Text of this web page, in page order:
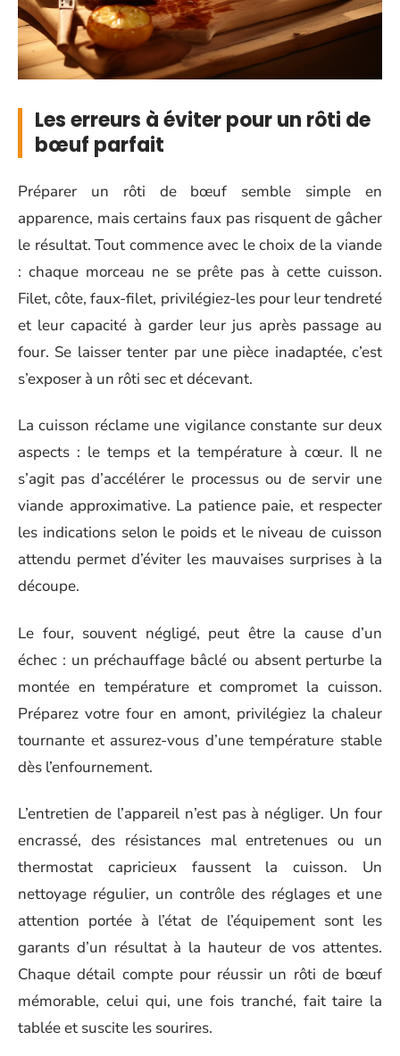
Les erreurs à éviter pour un rôti de
bœuf parfait
Préparer un rôti de bœuf semble simple en
apparence, mais certains faux pas risquent de gâcher
le résultat. Tout commence avec le choix de la viande
: chaque morceau ne se prête pas à cette cuisson.
Filet, côte, faux-filet, privilégiez-les pour leur tendreté
et leur capacité à garder leur jus après passage au
four. Se laisser tenter par une pièce inadaptée, c’est
s’exposer à un rôti sec et décevant.
La cuisson réclame une vigilance constante sur deux
aspects : le temps et la température à cœur. Il ne
s’agit pas d’accélérer le processus ou de servir une
viande approximative. La patience paie, et respecter
les indications selon le poids et le niveau de cuisson
attendu permet d’éviter les mauvaises surprises à la
découpe.
Le four, souvent négligé, peut être la cause d’un
échec : un préchauffage bâclé ou absent perturbe la
montée en température et compromet la cuisson.
Préparez votre four en amont, privilégiez la chaleur
tournante et assurez-vous d’une température stable
dès l’enfournement.
L’entretien de l’appareil n’est pas à négliger. Un four
encrassé, des résistances mal entretenues ou un
thermostat capricieux faussent la cuisson. Un
nettoyage régulier, un contrôle des réglages et une
attention portée à l’état de l’équipement sont les
garants d’un résultat à la hauteur de vos attentes.
Chaque détail compte pour réussir un rôti de bœuf
mémorable, celui qui, une fois tranché, fait taire la
tablée et suscite les sourires.